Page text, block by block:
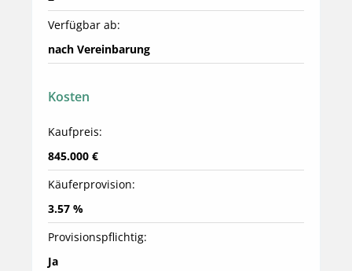
Verfügbar ab:
nach Vereinbarung
Kosten
Kaufpreis:
845.000 €
Käuferprovision:
3.57 %
Provisionspflichtig:
Ja